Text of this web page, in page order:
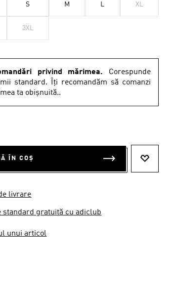
S M L XL
3XL
privind mărimea. Corespunde
standard. Îți recomandăm să comanzi
ta obișnuită..
ÎN COȘ
livrare
standard gratuită cu adiclub
unui articol